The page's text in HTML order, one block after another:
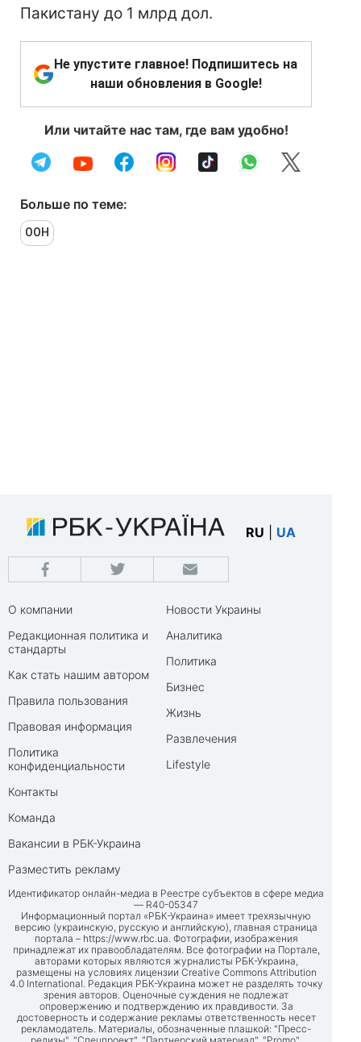
Пакистану до 1 млрд дол.
Не упустите главное! Подпишитесь на
наши обновления в Google!
Или читайте нас там, где вам удобно!
Больше по теме:
ООН
RU UA
О компании
Редакционная политика и
стандарты
Как стать нашим автором
Правила пользования
Правовая информация
Политика
конфиденциальности
Контакты
Команда
Вакансии в РБК-Украина
Разместить рекламу
Новости Украины
Аналитика
Политика
Бизнес
Жизнь
Развлечения
Lifestyle
Идентификатор онлайн-медиа в Реестре субъектов в сфере медиа
— R40-05347
Информационный портал «РБК-Украина» имеет трехязычную
версию (украинскую, русскую и английскую), главная страница
портала – https://www.rbc.ua. Фотографии, изображения
принадлежат их правообладателям. Все фотографии на Портале,
авторами которых являются журналисты РБК-Украина,
размещены на условиях лицензии Creative Commons Attribution
4.0 International. Редакция РБК-Украина может не разделять точку
зрения авторов. Оценочные суждения не подлежат
опровержению и подтверждению их правдивости. За
достоверность и содержание рекламы ответственность несет
рекламодатель. Материалы, обозначенные плашкой: "Пресс-